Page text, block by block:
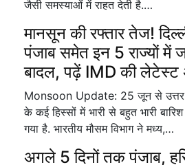
जैसी समस्याओं में राहत देती है.…
मानसून की रफ्तार तेज!
पंजाब समेत इन 5 राज्यों में
बादल, पढ़ें IMD की
Monsoon Update: 25 जून से उत्तर-
के कई हिस्सों में भारी से बहुत भारी
गया है. भारतीय मौसम विभाग ने मध्य,…
अगले 5 दिनों तक पंजाब,